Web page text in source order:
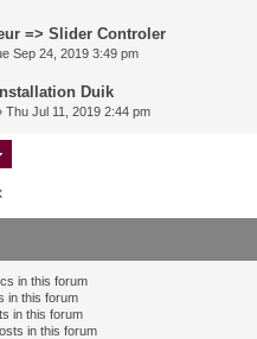
=> Slider Controler
Sep 24, 2019 3:49 pm
Duik
Thu Jul 11, 2019 2:44 pm
in this forum
in this forum
in this forum
in this forum